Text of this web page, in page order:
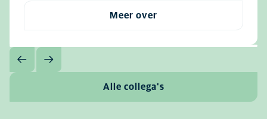
Meer over
Alle collega's